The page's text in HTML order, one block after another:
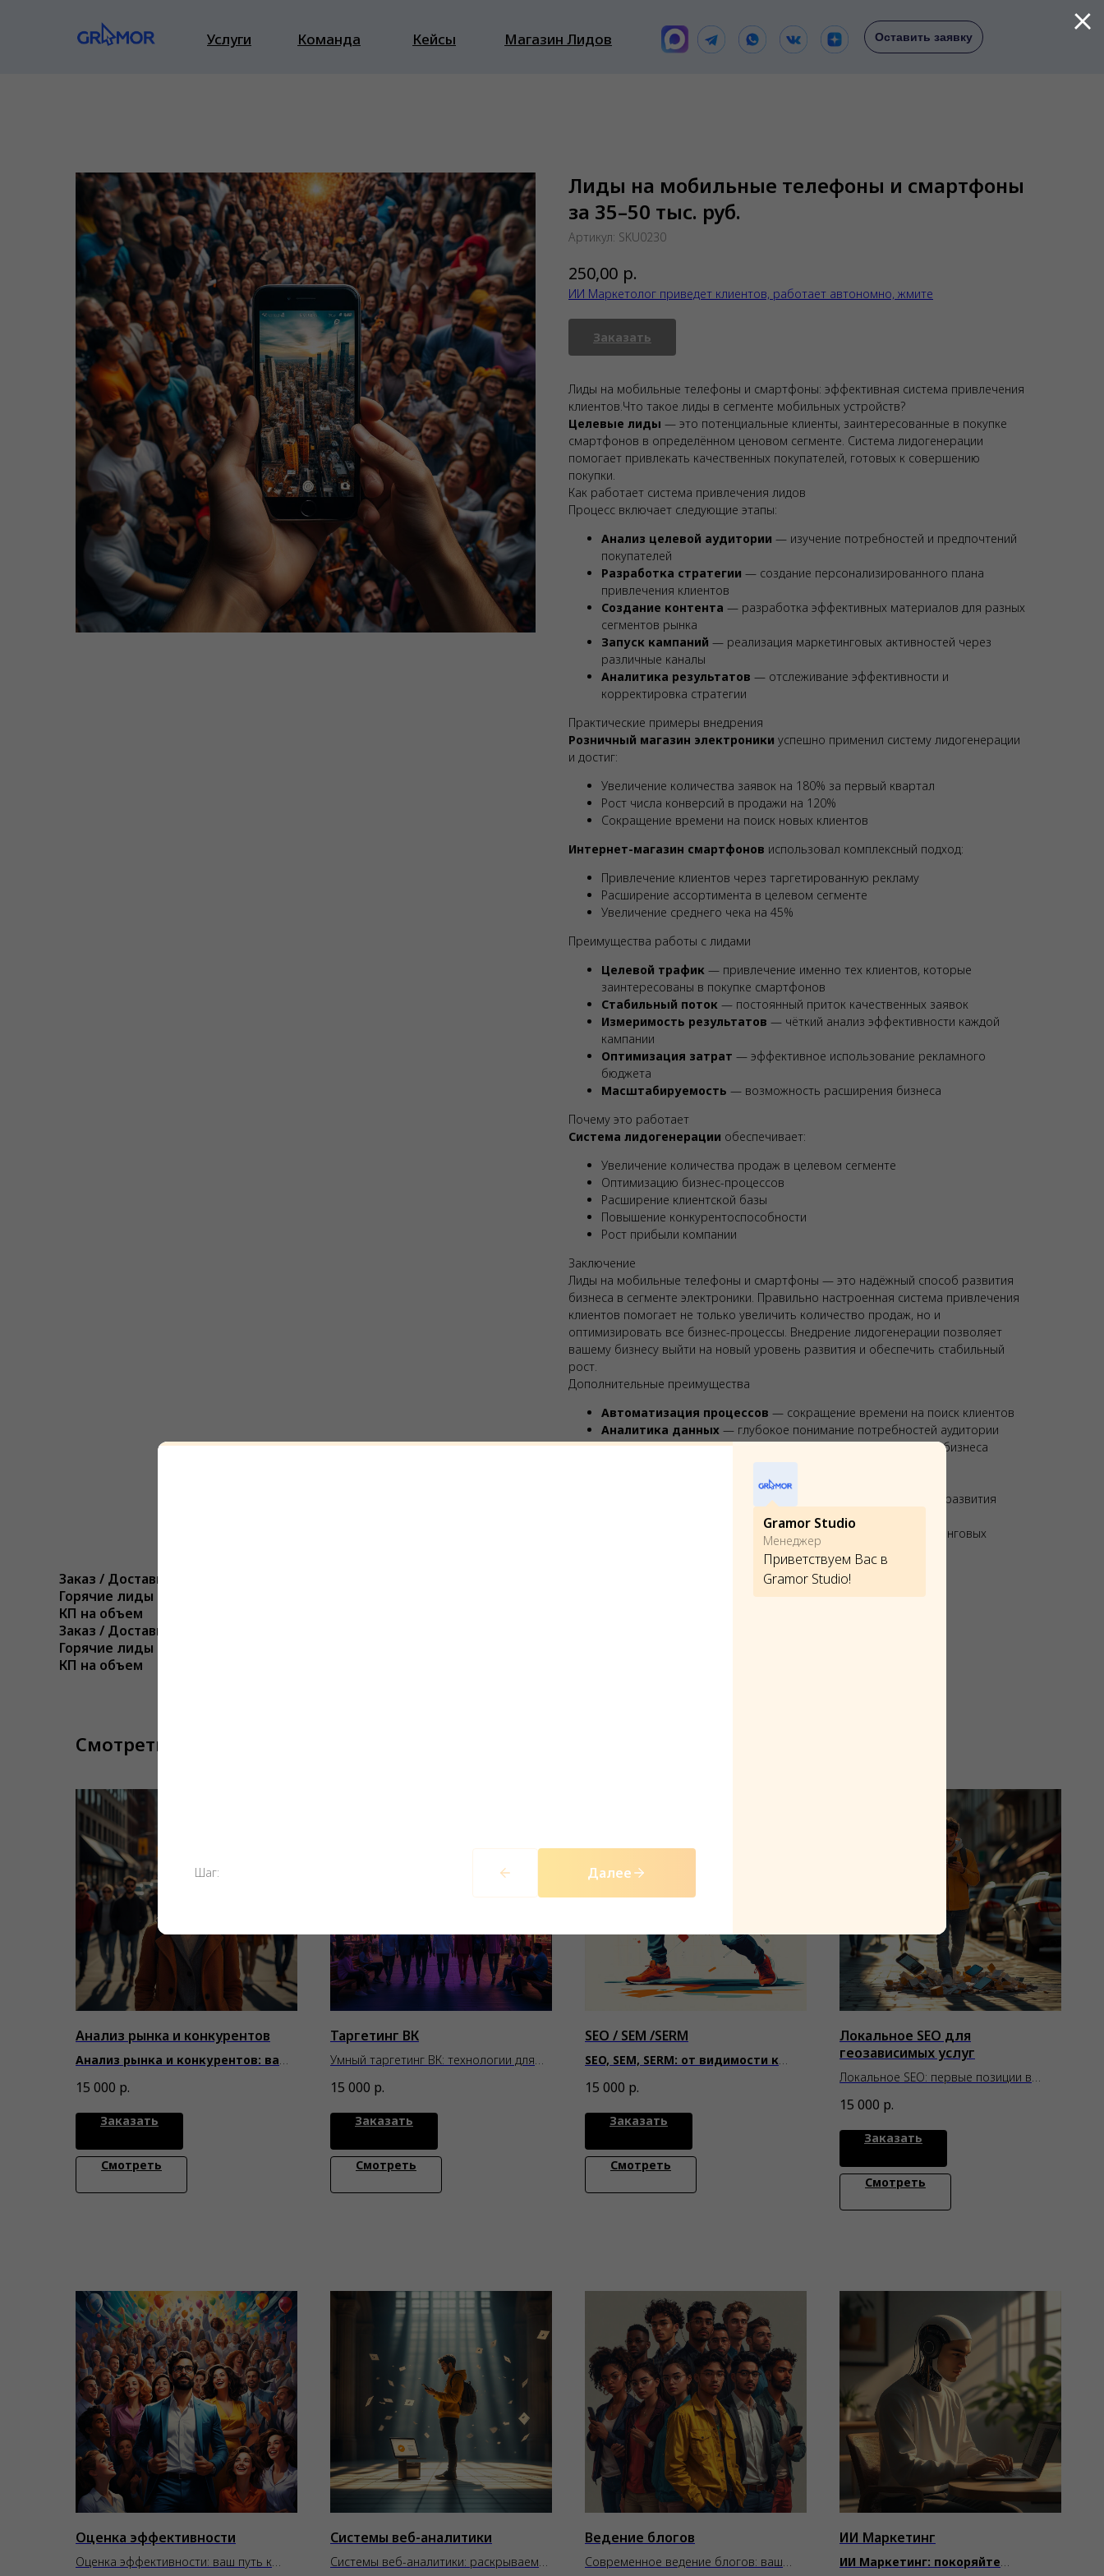
Оставить заявку
Услуги Кейсы Магазин Лидов
Команда
Лиды на мобильные телефоны и смартфоны
за 35–50 тыс. руб.
Артикул: SKU0230
250,00 р.
ИИ Маркетолог приведет клиентов, работает автономно, жмите
Заказать
Лиды на мобильные телефоны и смартфоны: эффективная система привлечения
клиентов.Что такое лиды в сегменте мобильных устройств?
Целевые лиды — это потенциальные клиенты, заинтересованные в покупке
смартфонов в определённом ценовом сегменте. Система лидогенерации
помогает привлекать качественных покупателей, готовых к совершению
покупки.
Как работает система привлечения лидов
Процесс включает следующие этапы:
Анализ целевой аудитории — изучение потребностей и предпочтений
покупателей
Разработка стратегии — создание персонализированного плана
привлечения клиентов
Создание контента — разработка эффективных материалов для разных
сегментов рынка
Запуск кампаний — реализация маркетинговых активностей через
различные каналы
Аналитика результатов — отслеживание эффективности и
корректировка стратегии
Практические примеры внедрения
Розничный магазин электроники успешно применил систему лидогенерации
и достиг:
Увеличение количества заявок на 180% за первый квартал
Рост числа конверсий в продажи на 120%
Сокращение времени на поиск новых клиентов
Интернет-магазин смартфонов использовал комплексный подход:
Привлечение клиентов через таргетированную рекламу
Расширение ассортимента в целевом сегменте
Увеличение среднего чека на 45%
Преимущества работы с лидами
Целевой трафик — привлечение именно тех клиентов, которые
заинтересованы в покупке смартфонов
Стабильный поток — постоянный приток качественных заявок
Измеримость результатов — чёткий анализ эффективности каждой
кампании
Оптимизация затрат — эффективное использование рекламного
бюджета
Масштабируемость — возможность расширения бизнеса
Почему это работает
Система лидогенерации обеспечивает:
Увеличение количества продаж в целевом сегменте
Оптимизацию бизнес-процессов
Расширение клиентской базы
Повышение конкурентоспособности
Рост прибыли компании
Заключение
Лиды на мобильные телефоны и смартфоны — это надёжный способ развития
бизнеса в сегменте электроники. Правильно настроенная система привлечения
клиентов помогает не только увеличить количество продаж, но и
оптимизировать все бизнес-процессы. Внедрение лидогенерации позволяет
вашему бизнесу выйти на новый уровень развития и обеспечить стабильный
рост.
Дополнительные преимущества
Автоматизация процессов — сокращение времени на поиск клиентов
Аналитика данных — глубокое понимание потребностей аудитории
Гибкость настройки— адаптация под конкретные задачи бизнеса
Конкурентное преимущество— выход на новый уровень
Прогнозируемость результатов
— чёткое планирование развития
Повышение эффективности — оптимизация всех маркетинговых
Заказ / Доставка
Горячие лиды из СЕО и Яндекс Поиска
КП на объем
Заказ / Доставка
Горячие лиды из СЕО и Яндекс Поиска
КП на объем
Смотреть еще
Анализ рынка и конкурентов
Анализ рынка и конкурентов: ваш
15 000 р.
Заказать
Смотреть
Таргетинг ВК
Умный таргетинг ВК: технологии для
15 000 р.
Заказать
Смотреть
SEO / SEM /SERM
SEO, SEM, SERM: от видимости к
15 000 р.
Заказать
Смотреть
Локальное SEO для
геозависимых услуг
Локальное SEO: первые позиции в
15 000 р.
Заказать
Смотреть
Оценка эффективности
Оценка эффективности: ваш путь к
Системы веб-аналитики
Системы веб-аналитики: раскрываем
Ведение блогов
Современное ведение блогов: ваш
ИИ Маркетинг
ИИ Маркетинг: покоряйте
Gramor Studio
Менеджер
Приветствуем Вас в
Gramor Studio!
Шаг: Далее